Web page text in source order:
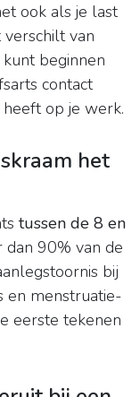
ook als je last
van
beginnen
contact
op je werk.
het
tussen de 8 en
dan 90% van de
bij
en menstruatie-
eerste tekenen